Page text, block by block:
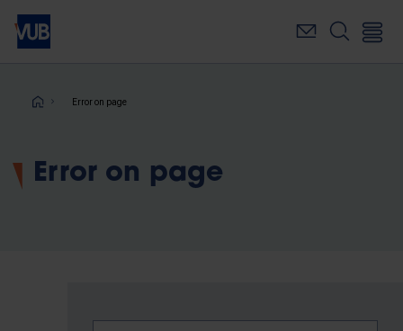
Skip
main
Breadcrumb
Error on page
Error on page